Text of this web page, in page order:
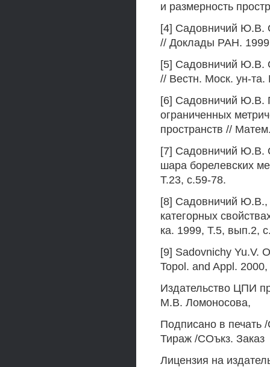
и размерность
[4] Садовничий Ю.В.
// Доклады РАН.
[5] Садовничий Ю.В.
// Вестн. Моск. ун-
[6] Садовничий Ю.В.
ограниченных
пространств //
[7] Садовничий Ю.В.
шара борелевских
Т.23, с.59-78.
[8] Садовничий Ю.В.,
категорных
ка. 1999, Т.5, вып.2,
[9] Sadovnichy Yu.V.
Topol. and Appl.
Издательство ЦПИ
М.В. Ломоносова,
Подписано в
Тираж /СОъкз. Заказ
Лицензия на